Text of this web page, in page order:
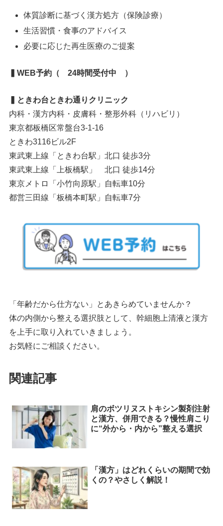
体質診断に基づく漢方処方（保険診療）
生活習慣・食事のアドバイス
必要に応じた再生医療のご提案
▍WEB予約（ 24時間受付中 ）
▍ときわ台ときわ通りクリニック
内科・漢方内科・皮膚科・整形外科（リハビリ）
東京都板橋区常盤台3-1-16
ときわ3116ビル2F
東武東上線「ときわ台駅」北口 徒歩3分
東武東上線「上板橋駅」 北口 徒歩14分
東京メトロ「小竹向原駅」自転車10分
都営三田線「板橋本町駅」自転車7分
「年齢だから仕方ない」とあきらめていませんか？
体の内側から整える選択肢として、幹細胞上清液と漢方
を上手に取り入れていきましょう。
お気軽にご相談ください。
関連記事
肩のボツリヌストキシン製剤注射
と漢方、併用できる？慢性肩こり
に“外から・内から”整える選択
「漢方」はどれくらいの期間で効
くの？やさしく解説！